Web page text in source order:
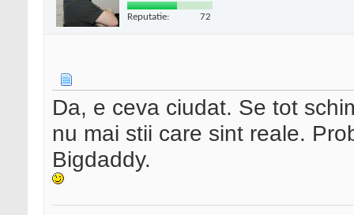
Reputatie: 72
Da, e ceva ciudat. Se tot
nu mai stii care sint reale.
Bigdaddy.